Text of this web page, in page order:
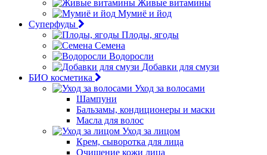
Живые витамины
Мумиё и йод
Суперфуды
Плоды, ягоды
Семена
Водоросли
Добавки для смузи
БИО косметика
Уход за волосами
Шампуни
Бальзамы, кондиционеры и маски
Масла для волос
Уход за лицом
Крем, сыворотка для лица
Очищение кожи лица